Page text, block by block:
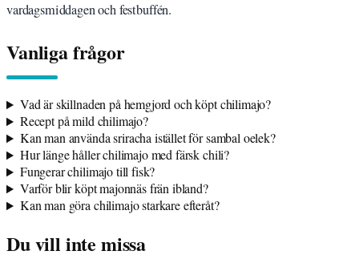
vardagsmiddagen och festbuffén.
Vanliga frågor
Vad är skillnaden på hemgjord och köpt chilimajo?
Recept på mild chilimajo?
Kan man använda sriracha istället för sambal oelek?
Hur länge håller chilimajo med färsk chili?
Fungerar chilimajo till fisk?
Varför blir köpt majonnäs frän ibland?
Kan man göra chilimajo starkare efteråt?
Du vill inte missa